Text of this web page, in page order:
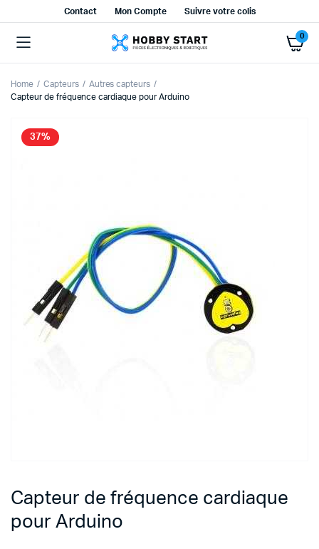
Contact Mon Compte Suivre votre colis
0
Home Capteurs
Autres capteurs
Capteur de fréquence cardiaque pour Arduino
37%
Capteur de fréquence cardiaque
pour Arduino